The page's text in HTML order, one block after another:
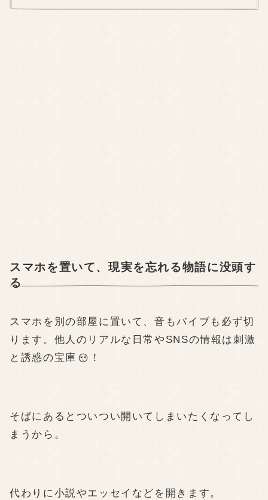
スマホを置いて、現実を忘れる物語に没頭す
る
スマホを別の部屋に置いて、音もバイブも必ず切
ります。他人のリアルな日常やSNSの情報は刺激
と誘惑の宝庫
！
そばにあるとついつい開いてしまいたくなってし
まうから。
代わりに小説やエッセイなどを開きます。